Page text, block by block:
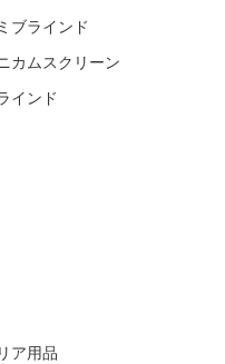
ブラインド
カムスクリーン
インド
ア用品